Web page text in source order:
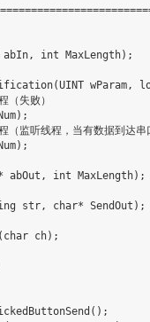
abIn, int MaxLength) ;
(UINT wParam,
（失败）
) ;
监听线程，当有数据到达串
) ;
abOut , int MaxLength) ;
str, char* SendOut ) ;
( char ch) ;
( ) ;